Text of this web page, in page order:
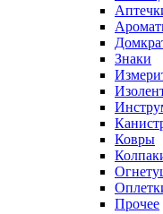
Знаки
Ковры
Прочее